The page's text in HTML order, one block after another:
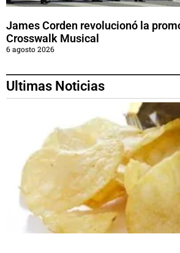
James Corden revolucionó la
Crosswalk Musical
6 agosto 2026
Ultimas Noticias